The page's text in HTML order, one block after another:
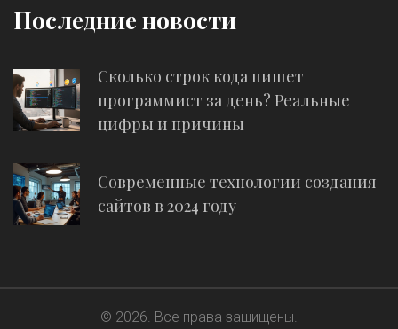
Последние новости
Сколько строк кода пишет
программист за день? Реальные
цифры и причины
Современные технологии создания
сайтов в 2024 году
© 2026. Все права защищены.